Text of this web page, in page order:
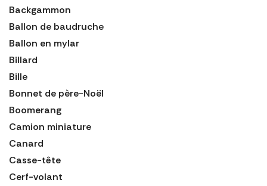
Backgammon
Ballon de baudruche
Ballon en mylar
Billard
Bille
Bonnet de père-Noël
Boomerang
Camion miniature
Canard
Casse-tête
Cerf-volant